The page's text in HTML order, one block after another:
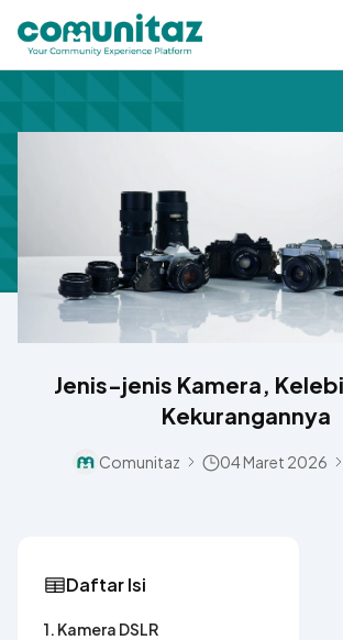
Jenis-jenis Kamera,
Kekurangannya
Comunitaz Separator Icon
04 Maret 2026
Daftar Isi
1. Kamera DSLR